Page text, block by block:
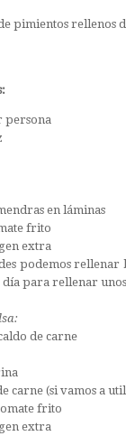
pimientos rellenos
persona
en láminas
frito
extra
podemos
para rellenar
de carne
carne (si vamos a
frito
extra